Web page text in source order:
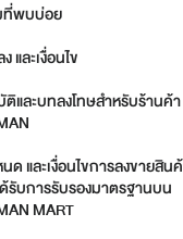
ที่พบบ่อย
และเงื่อนไข
และบทลงโทษสำหรับร้านค้า
ด และเงื่อนไขการลงขายสิน
รับการรับรองมาตรฐานบน
MART